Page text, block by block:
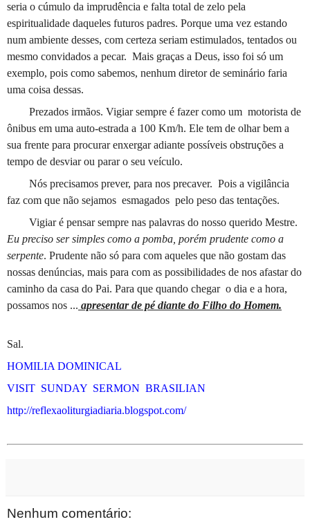
seria o cúmulo da imprudência e falta total de zelo pela
espiritualidade daqueles futuros padres. Porque uma vez estando
num ambiente desses, com certeza seriam estimulados, tentados ou
mesmo convidados a pecar. Mais graças a Deus, isso foi só um
exemplo, pois como sabemos, nenhum diretor de seminário faria
uma coisa dessas.
Prezados irmãos. Vigiar sempre é fazer como um motorista de
ônibus em uma auto-estrada a 100 Km/h. Ele tem de olhar bem a
sua frente para procurar enxergar adiante possíveis obstruções a
tempo de desviar ou parar o seu veículo.
Nós precisamos prever, para nos precaver. Pois a vigilância
faz com que não sejamos esmagados pelo peso das tentações.
Vigiar é pensar sempre nas palavras do nosso querido Mestre.
Eu preciso ser simples como a pomba, porém prudente como a
serpente. Prudente não só para com aqueles que não gostam das
nossas denúncias, mais para com as possibilidades de nos afastar do
caminho da casa do Pai. Para que quando chegar o dia e a hora,
possamos nos ... apresentar de pé diante do Filho do Homem.
Sal.
HOMILIA DOMINICAL
VISIT SUNDAY SERMON BRASILIAN
http://reflexaoliturgiadiaria.blogspot.com/
Nenhum comentário: